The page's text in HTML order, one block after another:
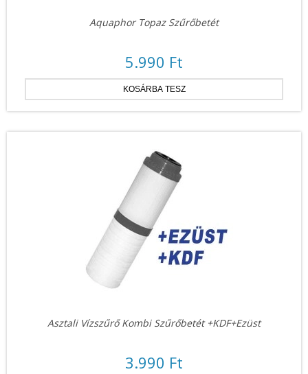
Aquaphor Topaz Szűrőbetét
5.990 Ft
Asztali Vízszűrő Kombi Szűrőbetét +KDF+Ezüst
3.990 Ft